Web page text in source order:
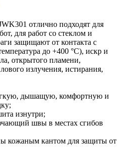
отлично подходят для
для работ со стеклом и
защищают от контакта с
до +400 °С), искр и
открытого пламени,
излучения, истирания,
дышащую, комфортную и
изнутри;
швы в местах сгибов
кожаным кантом для защиты от